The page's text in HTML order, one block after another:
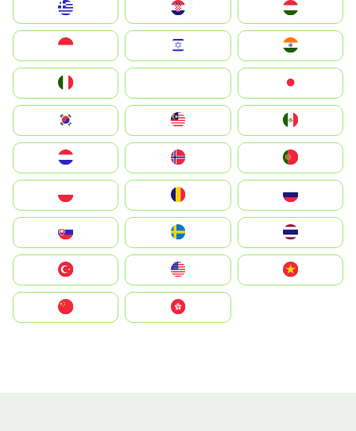
Magyarország
South Korea
United States
中國香港特別行政區